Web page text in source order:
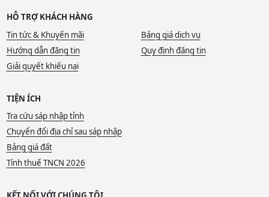
HỖ TRỢ KHÁCH HÀNG
Tin tức & Khuyến mãi
Bảng giá dịch vụ
Hướng dẫn đăng tin
Quy định đăng tin
Giải quyết khiếu nại
TIỆN ÍCH
Tra cứu sáp nhập tỉnh
Chuyển đổi địa chỉ sau sáp nhập
Bảng giá đất
Tính thuế TNCN 2026